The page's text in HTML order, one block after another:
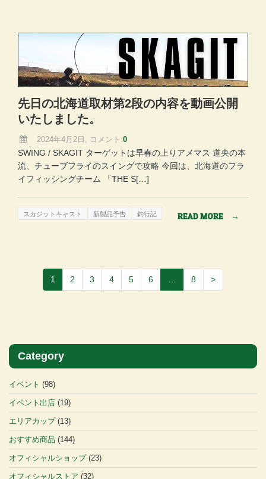
先日の北海道取材第2段の内容を動画公開
いたしました。
2024年4月2日, コメント:0
SWING / SKAGIT ターゲットは早春の上りアメマス 道央の本
流、チューブフライのスイングで攻略 今回は、北海道のフラ
イフィッシングチーム 「THE S[…]
スカジットキャスト 新製品予告 釣行記 READ MORE →
1 2 3 4 5 6 … 8 >
Category
イベント (98)
イベント出店 (19)
エリアカップ(13)
おすすめ商品 (144)
オフィシャルショップ(23)
オフィシャルストア (32)